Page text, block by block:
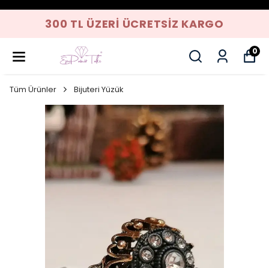
300 TL ÜZERI ÜCRETSIZ KARGO
0
Tüm Ürünler Bijuteri Yüzük